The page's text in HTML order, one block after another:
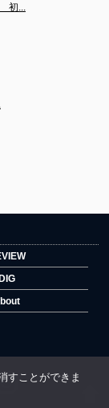
初...
DIG
すことができま